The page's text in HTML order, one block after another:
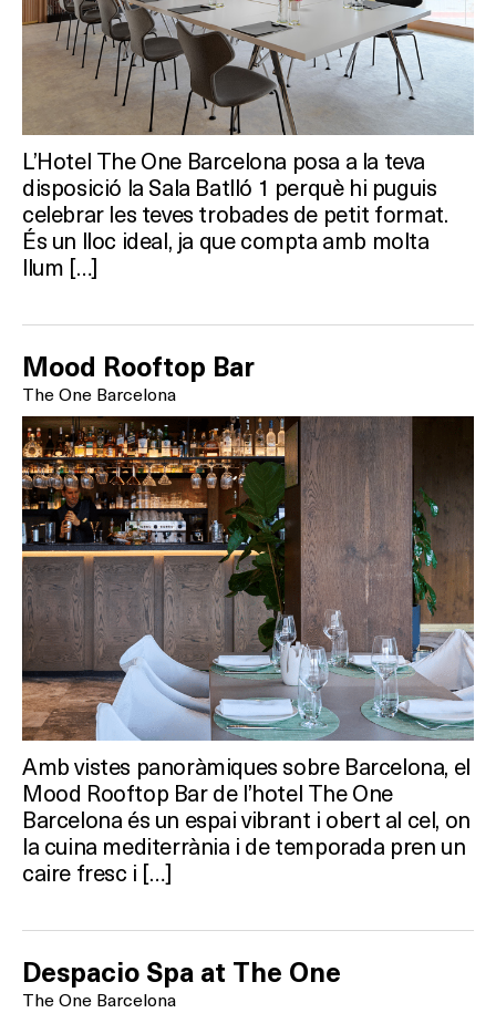
L’Hotel The One Barcelona posa a la teva
disposició la Sala Batlló 1 perquè hi puguis
celebrar les teves trobades de petit format.
És un lloc ideal, ja que compta amb molta
llum […]
Mood Rooftop Bar
The One Barcelona
Amb vistes panoràmiques sobre Barcelona, el
Mood Rooftop Bar de l’hotel The One
Barcelona és un espai vibrant i obert al cel, on
la cuina mediterrània i de temporada pren un
caire fresc i […]
Despacio Spa at The One
The One Barcelona